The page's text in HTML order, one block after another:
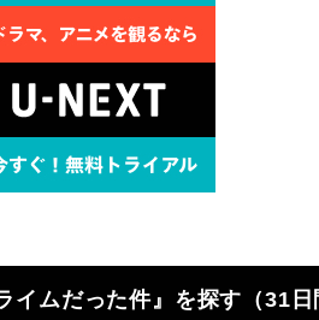
ムだった件』を探す（31日